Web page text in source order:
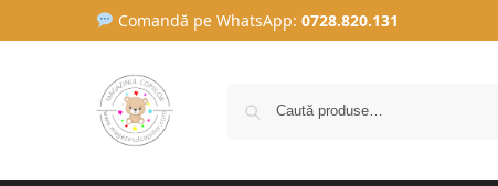
Comandă pe WhatsApp: 0728.820.131